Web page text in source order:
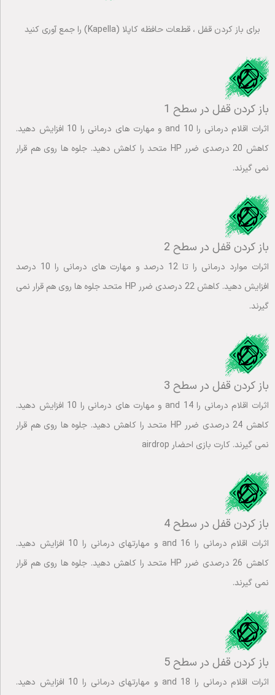
برای باز کردن قفل ، قطعات حافظه کاپلا (Kapella) را جمع آوری کنید
باز کردن قفل در سطح 1
اثرات اقلام درمانی را 10 and و مهارت های درمانی را 10 افزایش دهید.
کاهش 20 درصدی ضرر HP متحد را کاهش دهید. جلوه ها روی هم قرار
نمی گیرند.
باز کردن قفل در سطح 2
اثرات موارد درمانی را تا 12 درصد و مهارت های درمانی را 10 درصد
افزایش دهید. کاهش 22 درصدی ضرر HP متحد جلوه ها روی هم قرار نمی
گیرند.
باز کردن قفل در سطح 3
اثرات اقلام درمانی را 14 and و مهارت های درمانی را 10 افزایش دهید.
کاهش 24 درصدی ضرر HP متحد را کاهش دهید. جلوه ها روی هم قرار
نمی گیرند. کارت بازی احضار airdrop
باز کردن قفل در سطح 4
اثرات اقلام درمانی را 16 and و مهارتهای درمانی را 10 افزایش دهید.
کاهش 26 درصدی ضرر HP متحد را کاهش دهید. جلوه ها روی هم قرار
نمی گیرند.
باز کردن قفل در سطح 5
اثرات اقلام درمانی را 18 and و مهارتهای درمانی را 10 افزایش دهید.